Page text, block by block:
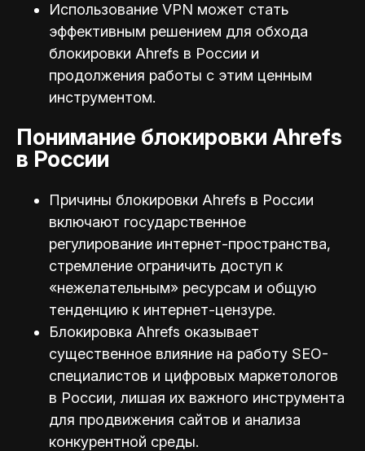
Использование VPN может стать
эффективным решением для обхода
блокировки Ahrefs в России и
продолжения работы с этим ценным
инструментом.
Понимание блокировки Ahrefs
в России
Причины блокировки Ahrefs в России
включают государственное
регулирование интернет-пространства,
стремление ограничить доступ к
«нежелательным» ресурсам и общую
тенденцию к интернет-цензуре.
Блокировка Ahrefs оказывает
существенное влияние на работу SEO-
специалистов и цифровых маркетологов
в России, лишая их важного инструмента
для продвижения сайтов и анализа
конкурентной среды.